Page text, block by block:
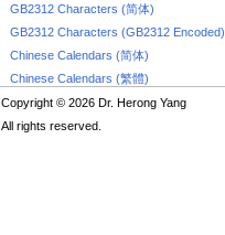
GB2312 Characters (简体)
GB2312 Characters (GB2312 Encoded)
Chinese Calendars (简体)
Chinese Calendars (繁體)
Copyright © 2026 Dr. Herong Yang
All rights reserved.